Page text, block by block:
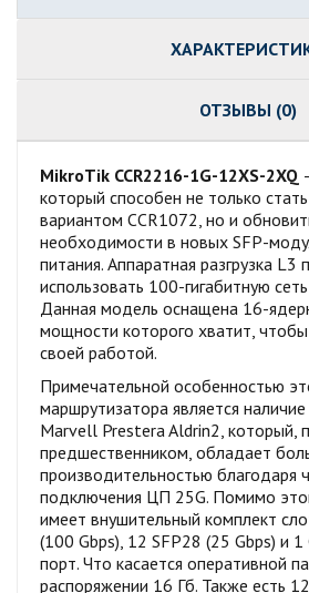
ОТЗЫВЫ (0)
MikroTik CCR2216-1G-12XS-2XQ
который способен не только
вариантом CCR1072, но и
необходимости в новых SFP-
питания. Аппаратная разгрузка L3
использовать 100-гигабитную
Данная модель оснащена 16-
мощности которого хватит,
своей работой.
Примечательной особенностью
маршрутизатора является
Marvell Prestera Aldrin2, который,
предшественником, обладает
производительностью благодаря
подключения ЦП 25G. Помимо
имеет внушительный комплект
(100 Gbps), 12 SFP28 (25 Gbps) и
порт. Что касается оперативной
распоряжении 16 Гб. Также есть